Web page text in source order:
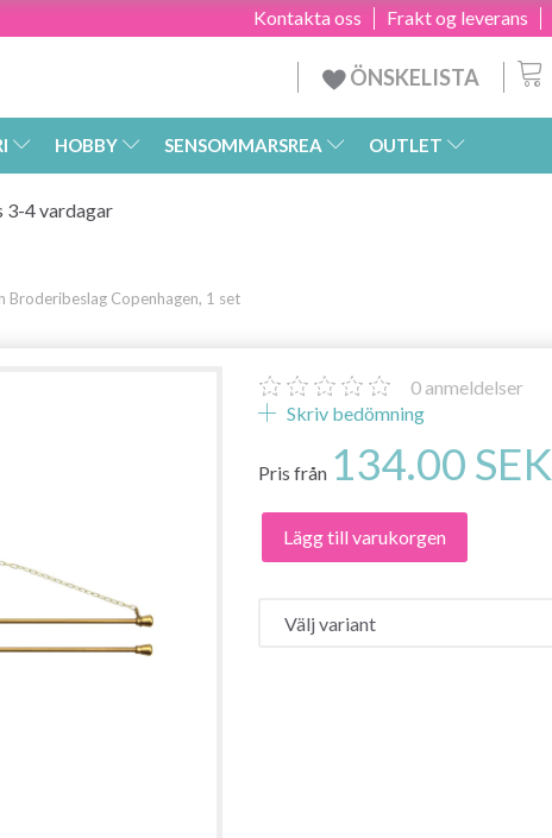
Frakt og leverans
Kontakta oss
ÖNSKELISTA
HOBBY SENSOMMARSREA OUTLET
3-4 vardagar
Broderibeslag Copenhagen, 1 set
0 anmeldelser
Skriv bedömning
Pris från 134.00 SEK
Lägg till varukorgen